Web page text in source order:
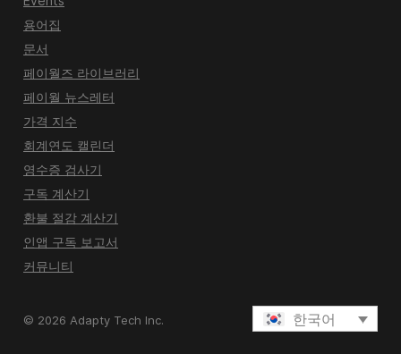
용어집
문서
페이월즈 라이브러리
페이월 뉴스레터
가격 지수
회계연도 캘린더
영수증 검사기
구독 계산기
환불 절감 계산기
인앱 구독 보고서
커뮤니티
© 2026 Adapty Tech Inc. 한국어